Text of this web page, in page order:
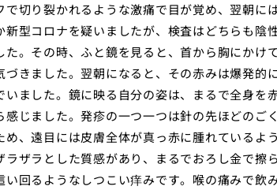
切り裂かれるような激痛で目が覚め、翌朝に
型コロナを疑いましたが、検査はどちらも陰
。その時、ふと鏡を見ると、首から胸にかけ
きました。翌朝になると、その赤みは爆発的
ました。鏡に映る自分の姿は、まるで全身を
じました。発疹の一つ一つは針の先ほどのご
、遠目には皮膚全体が真っ赤に腫れているよ
ザラとした質感があり、まるでおろし金で擦
回るようなしつこい痒みです。喉の痛みで飲